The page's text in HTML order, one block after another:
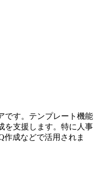
です。テンプレート機能
を支援します。特に人事
成などで活用されま